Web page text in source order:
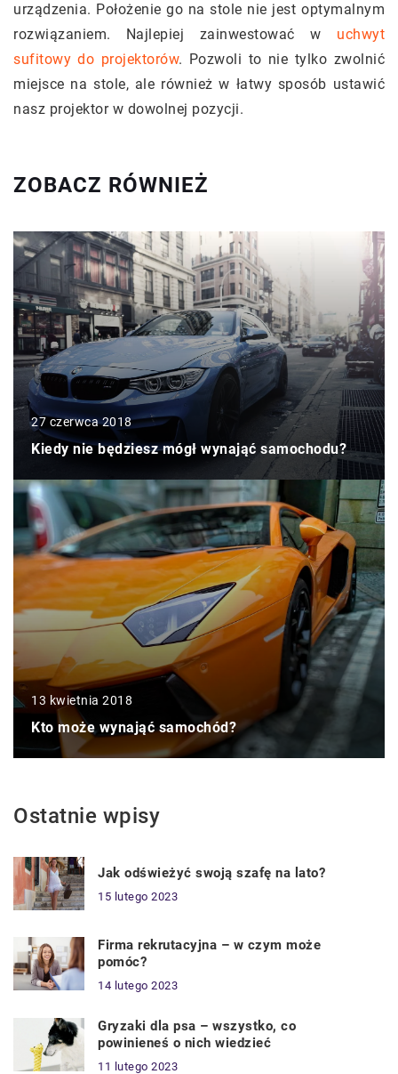
urządzenia. Położenie go na stole nie jest optymalnym
rozwiązaniem. Najlepiej zainwestować w uchwyt
sufitowy do projektorów. Pozwoli to nie tylko zwolnić
miejsce na stole, ale również w łatwy sposób ustawić
nasz projektor w dowolnej pozycji.
ZOBACZ RÓWNIEŻ
27 czerwca 2018
Kiedy nie będziesz mógł wynająć samochodu?
13 kwietnia 2018
Kto może wynająć samochód?
Ostatnie wpisy
Jak odświeżyć swoją szafę na lato?
15 lutego 2023
Firma rekrutacyjna – w czym może
pomóc?
14 lutego 2023
Gryzaki dla psa – wszystko, co
powinieneś o nich wiedzieć
11 lutego 2023